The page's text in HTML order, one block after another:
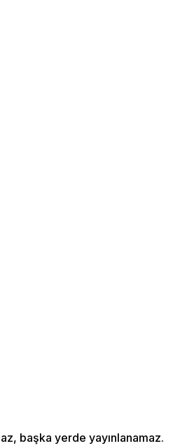
başka yerde yayınlanamaz.